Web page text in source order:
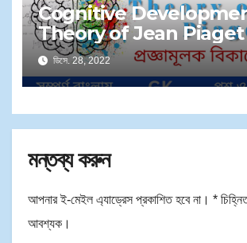
Cognitive
Theory of Jean
Bengali | জেন পিয়াজেঁর
তত্ত্ব
ডিসে. 28, 2022
মন্তব্য করুন
আপনার ই-মেইল এ্যাড্রেস প্রকাশিত হবে না। *
আবশ্যক।